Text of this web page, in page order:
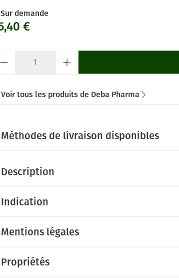
€
Sur demande
Voir tous les produits de Deba Pharma
Méthodes de livraison disponibles
Description
Indication
Mentions légales
Propriétés